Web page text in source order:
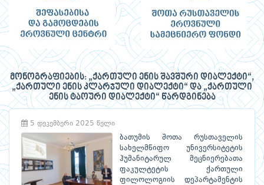
მონოგრაფიების: „ქართული ენის შავშური დიალექტი“,
„ქართული ენის კლარჯული დიალექტი“ და „ქართული
ენის ტაოური დიალექტი“ წარდგინება
5 დეკემბერი 2025 წელი
ბათუმის შოთა რუსთაველის
სახელმწიფო უნივერსიტეტის
ჰუმანიტარულ მეცნიერებათა
ფაკულტეტის ქართული
ფილოლოგიის დეპარტამენტის